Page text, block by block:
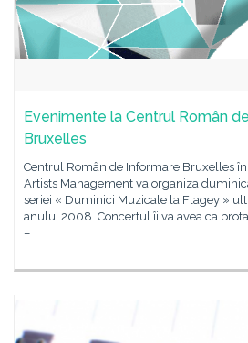
Evenimente la Centrul Român
Bruxelles
Centrul Român de Informare Bruxelles
Artists Management va organiza
seriei « Duminici Muzicale la Flagey »
anului 2008. Concertul îi va avea ca
–